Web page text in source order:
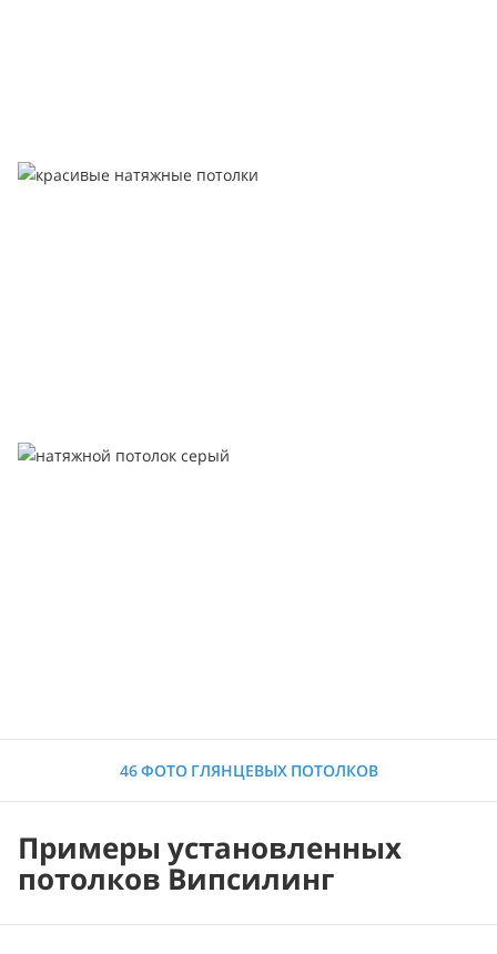
46 ФОТО ГЛЯНЦЕВЫХ ПОТОЛКОВ
Примеры установленных
потолков Випсилинг